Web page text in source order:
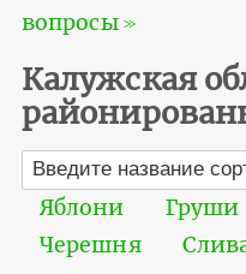
вопросы ≫
Калужская
Яблони Груши
Черешня